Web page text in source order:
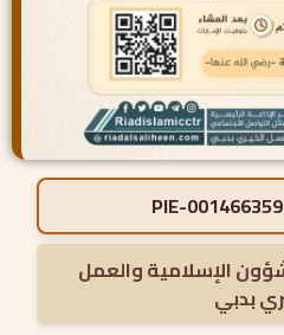
PIE-001466359
الإسلامية والعمل
بدبي